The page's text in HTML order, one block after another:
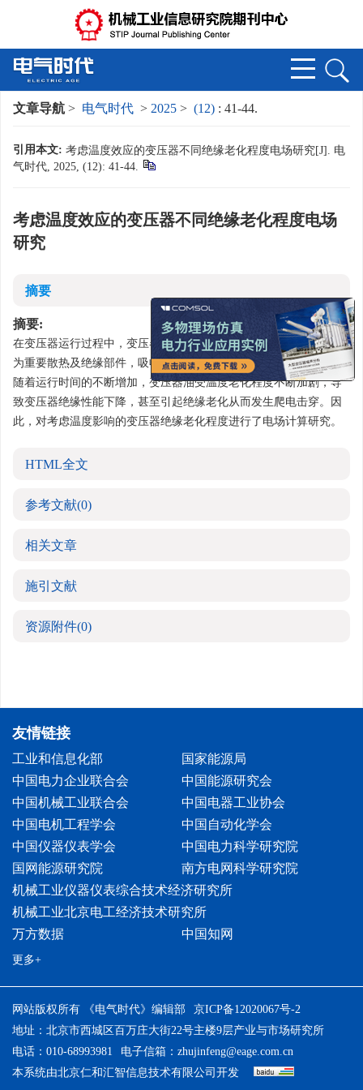
文章导航 > 电气时代 > 2025 > (12) : 41-44.
引用本文: 考虑温度效应的变压器不同绝缘老化程度电场研究[J]. 电
气时代, 2025, (12): 41-44.
考虑温度效应的变压器不同绝缘老化程度电场
研究
摘要
摘要:
在变压器运行过程中，变压器绕组和铁心会产生热量，变压器油作
为重要散热及绝缘部件，吸收传递变压器绕组和铁心产生的热量。
随着运行时间的不断增加，变压器油受温度老化程度不断加剧，导
致变压器绝缘性能下降，甚至引起绝缘老化从而发生爬电击穿。因
此，对考虑温度影响的变压器绝缘老化程度进行了电场计算研究。
HTML全文
参考文献(0)
相关文章
施引文献
资源附件(0)
友情链接
工业和信息化部
国家能源局
中国电力企业联合会
中国能源研究会
中国机械工业联合会
中国电器工业协会
中国电机工程学会
中国自动化学会
中国仪器仪表学会
中国电力科学研究院
国网能源研究院
南方电网科学研究院
机械工业仪器仪表综合技术经济研究所
机械工业北京电工经济技术研究所
万方数据
中国知网
更多+
网站版权所有 《电气时代》编辑部
京ICP备12020067号-2
地址：北京市西城区百万庄大街22号主楼9层产业与市场研究所
电话：010-68993981
电子信箱： zhujinfeng@eage.com.cn
本系统由北京仁和汇智信息技术有限公司 开发
x